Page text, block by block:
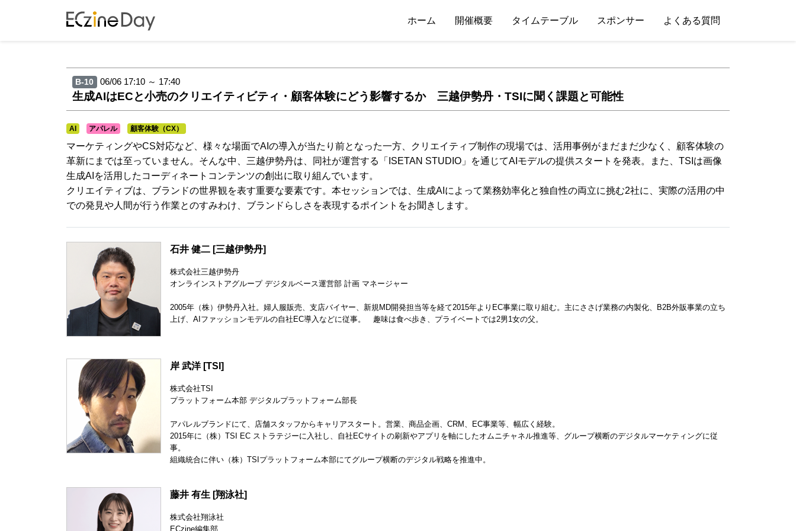
ホーム 開催概要 タイムテーブル スポンサー よくある質問
B-10 06/06 17:10 ～ 17:40
生成AIはECと小売のクリエイティビティ・顧客体験にどう影響するか 三越伊勢丹・TSIに聞く課題と可能性
AI アパレル 顧客体験（CX）
マーケティングやCS対応など、様々な場面でAIの導入が当たり前となった一方、クリエイティブ制作の現場では、活用事例がまだまだ少なく、顧客体験の
革新にまでは至っていません。そんな中、三越伊勢丹は、同社が運営する「ISETAN STUDIO」を通じてAIモデルの提供スタートを発表。また、TSIは画像
生成AIを活用したコーディネートコンテンツの創出に取り組んでいます。
クリエイティブは、ブランドの世界観を表す重要な要素です。本セッションでは、生成AIによって業務効率化と独自性の両立に挑む2社に、実際の活用の中
での発見や人間が行う作業とのすみわけ、ブランドらしさを表現するポイントをお聞きします。
石井 健二 [三越伊勢丹]
株式会社三越伊勢丹
オンラインストアグループ デジタルベース運営部 計画 マネージャー
2005年（株）伊勢丹入社。婦人服販売、支店バイヤー、新規MD開発担当等を経て2015年よりEC事業に取り組む。主にささげ業務の内製化、B2B外販事業の立ち
上げ、AIファッションモデルの自社EC導入などに従事。 趣味は食べ歩き、プライベートでは2男1女の父。
岸 武洋 [TSI]
株式会社TSI
プラットフォーム本部 デジタルプラットフォーム部長
アパレルブランドにて、店舗スタッフからキャリアスタート。営業、商品企画、CRM、EC事業等、幅広く経験。
2015年に（株）TSI EC ストラテジーに入社し、自社ECサイトの刷新やアプリを軸にしたオムニチャネル推進等、グループ横断のデジタルマーケティングに従
事。
組織統合に伴い（株）TSIプラットフォーム本部にてグループ横断のデジタル戦略を推進中。
藤井 有生 [翔泳社]
株式会社翔泳社
ECzine編集部